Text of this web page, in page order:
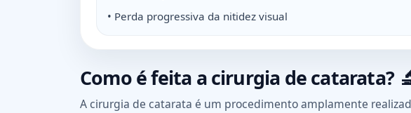
• Perda progressiva da nitidez visual
Como é feita a cirurgia de catarata?
A cirurgia de catarata é um procedimento amplamente